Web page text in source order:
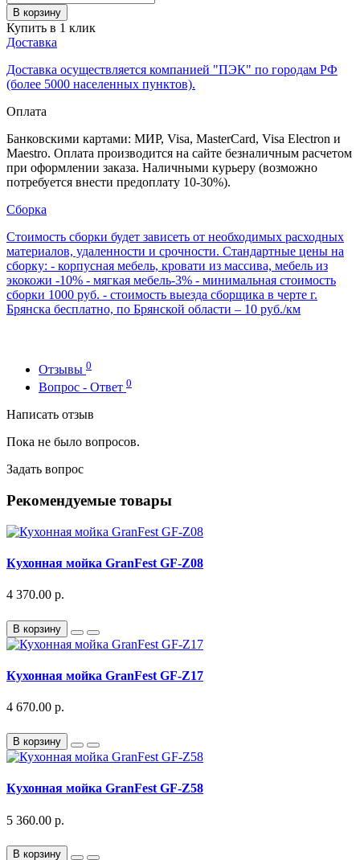
В корзину
Купить в 1 клик
Доставка
Доставка осуществляется компанией "ПЭК" по городам РФ
(более 5000 населенных пунктов).
Оплата
Банковскими картами: МИР, Visa, MasterCard, Visa Electron и
Maestro. Оплата производится на сайте безналичным расчетом
при оформлении заказа. Наличными курьеру (возможно
потребуется внести предоплату 10-30%).
Сборка
Стоимость сборки будет зависеть от необходимых расходных
материалов, удаленности и срочности. Стандартные цены на
сборку: - корпусная мебель, кровати из массива, мебель из
экокожи -10% - мягкая мебель-3% - минимальная стоимость
сборки 1000 руб. - стоимость выезда сборщика в черте г.
Брянска бесплатно, по Брянской области – 10 руб./км
Отзывы 0
Вопрос - Ответ 0
Написать отзыв
Пока не было вопросов.
Задать вопрос
Рекомендуемые товары
Кухонная мойка GranFest GF-Z08
4 370.00 р.
В корзину
Кухонная мойка GranFest GF-Z17
4 670.00 р.
В корзину
Кухонная мойка GranFest GF-Z58
5 360.00 р.
В корзину